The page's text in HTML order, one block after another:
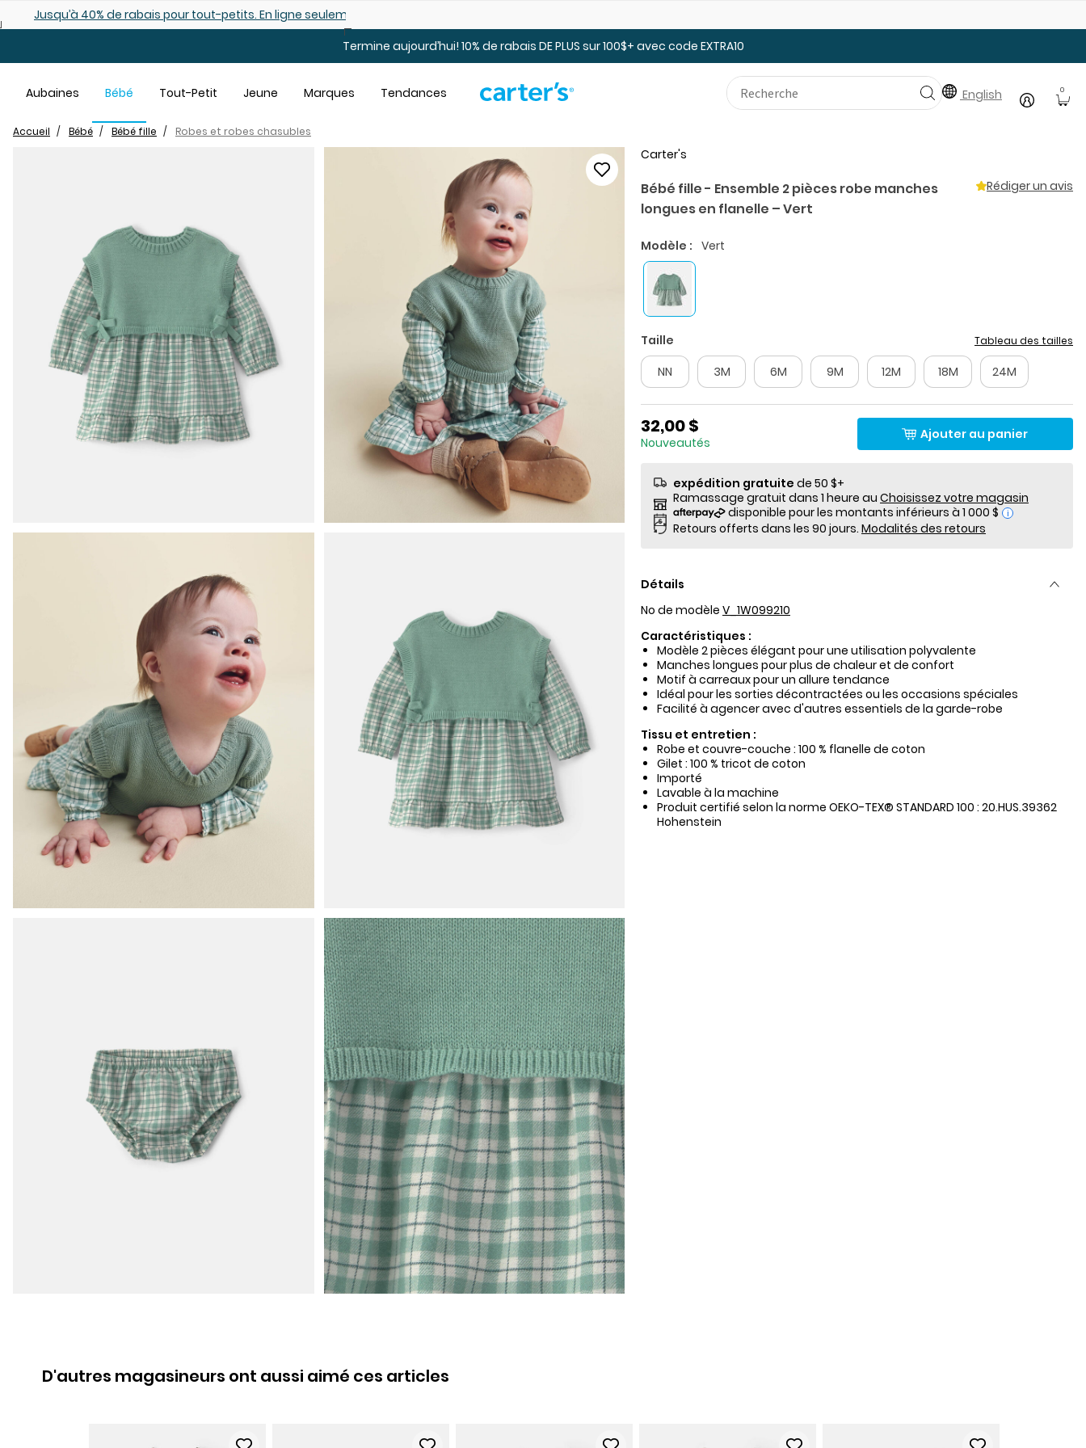
Jusqu’à 40% de rabais pour tout-petits. En ligne seulement.
Termine aujourd’hui! 10% de rabais DE PLUS sur 100$+ avec code EXTRA10
Aubaines Bébé Tout-Petit Jeune Marques Tendances English 0
Accueil Bébé Bébé fille Robes et robes chasubles
Carter's
Bébé fille - Ensemble 2 pièces robe manches
longues en flanelle – Vert
Rédiger un avis
Modèle : Vert
Taille Tableau des tailles
NN 3M 6M 9M 12M 18M 24M
32,00 $
Nouveautés
Ajouter au panier
expédition gratuite de 50 $+
Ramassage gratuit dans 1 heure au Choisissez votre magasin
i
Retours offerts dans les 90 jours. Modalités des retours
Détails
No de modèle V_1W099210
Caractéristiques :
Modèle 2 pièces élégant pour une utilisation polyvalente
Manches longues pour plus de chaleur et de confort
Motif à carreaux pour un allure tendance
Idéal pour les sorties décontractées ou les occasions spéciales
Facilité à agencer avec d'autres essentiels de la garde-robe
Tissu et entretien :
Robe et couvre-couche : 100 % flanelle de coton
Gilet : 100 % tricot de coton
Importé
Lavable à la machine
Produit certifié selon la norme OEKO-TEX® STANDARD 100 : 20.HUS.39362
Hohenstein
D'autres magasineurs ont aussi aimé ces articles